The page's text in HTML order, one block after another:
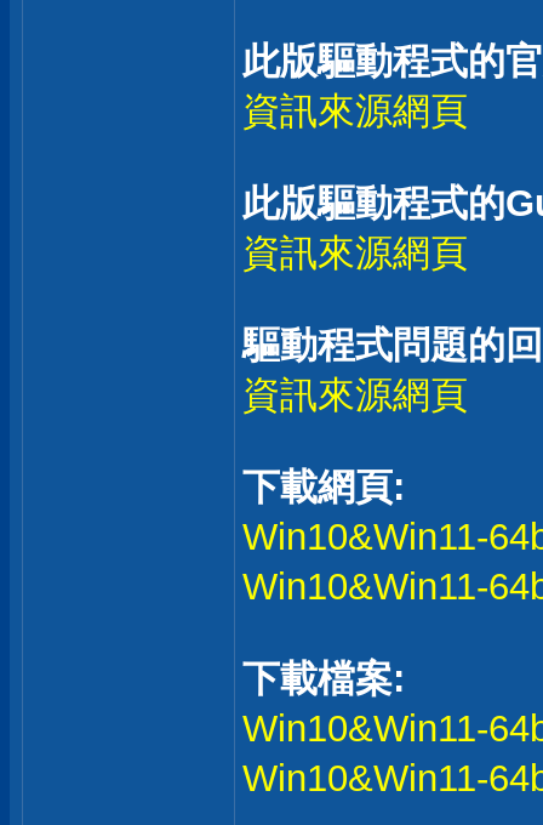
此版驅動程式的
資訊來源網頁
此版驅動程式的
資訊來源網頁
驅動程式問題的
資訊來源網頁
下載網頁:
Win10&Win11-
Win10&Win11-
下載檔案:
Win10&Win11-
Win10&Win11-